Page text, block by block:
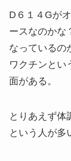
D６１４Gが
ースなのかな
なっているの
ワクチンとい
面がある。
とりあえず体
という人が多